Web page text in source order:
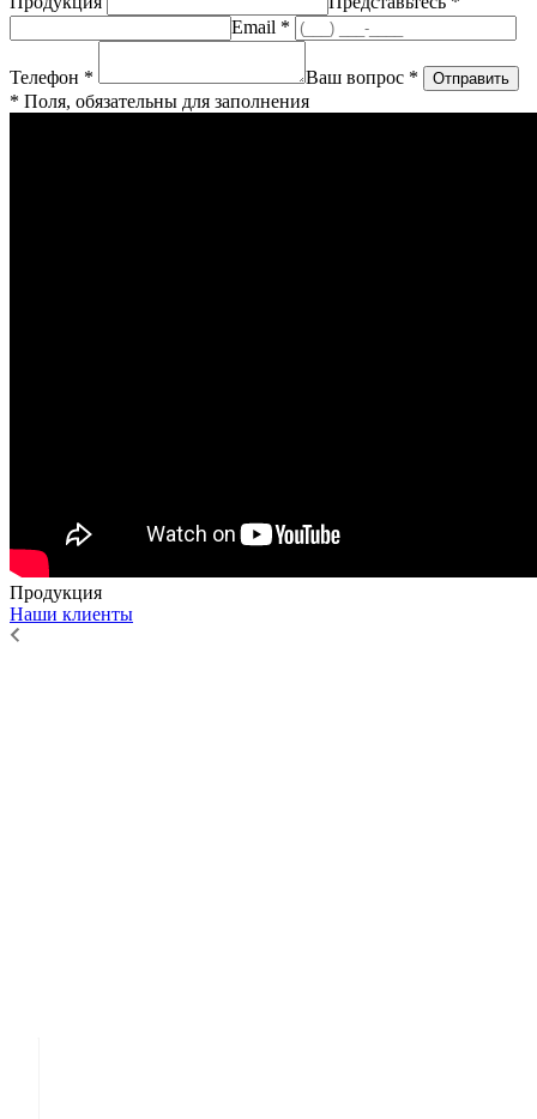
Email *
Телефон *
Ваш вопрос *
* Поля, обязательны для заполнения
Продукция
Наши клиенты